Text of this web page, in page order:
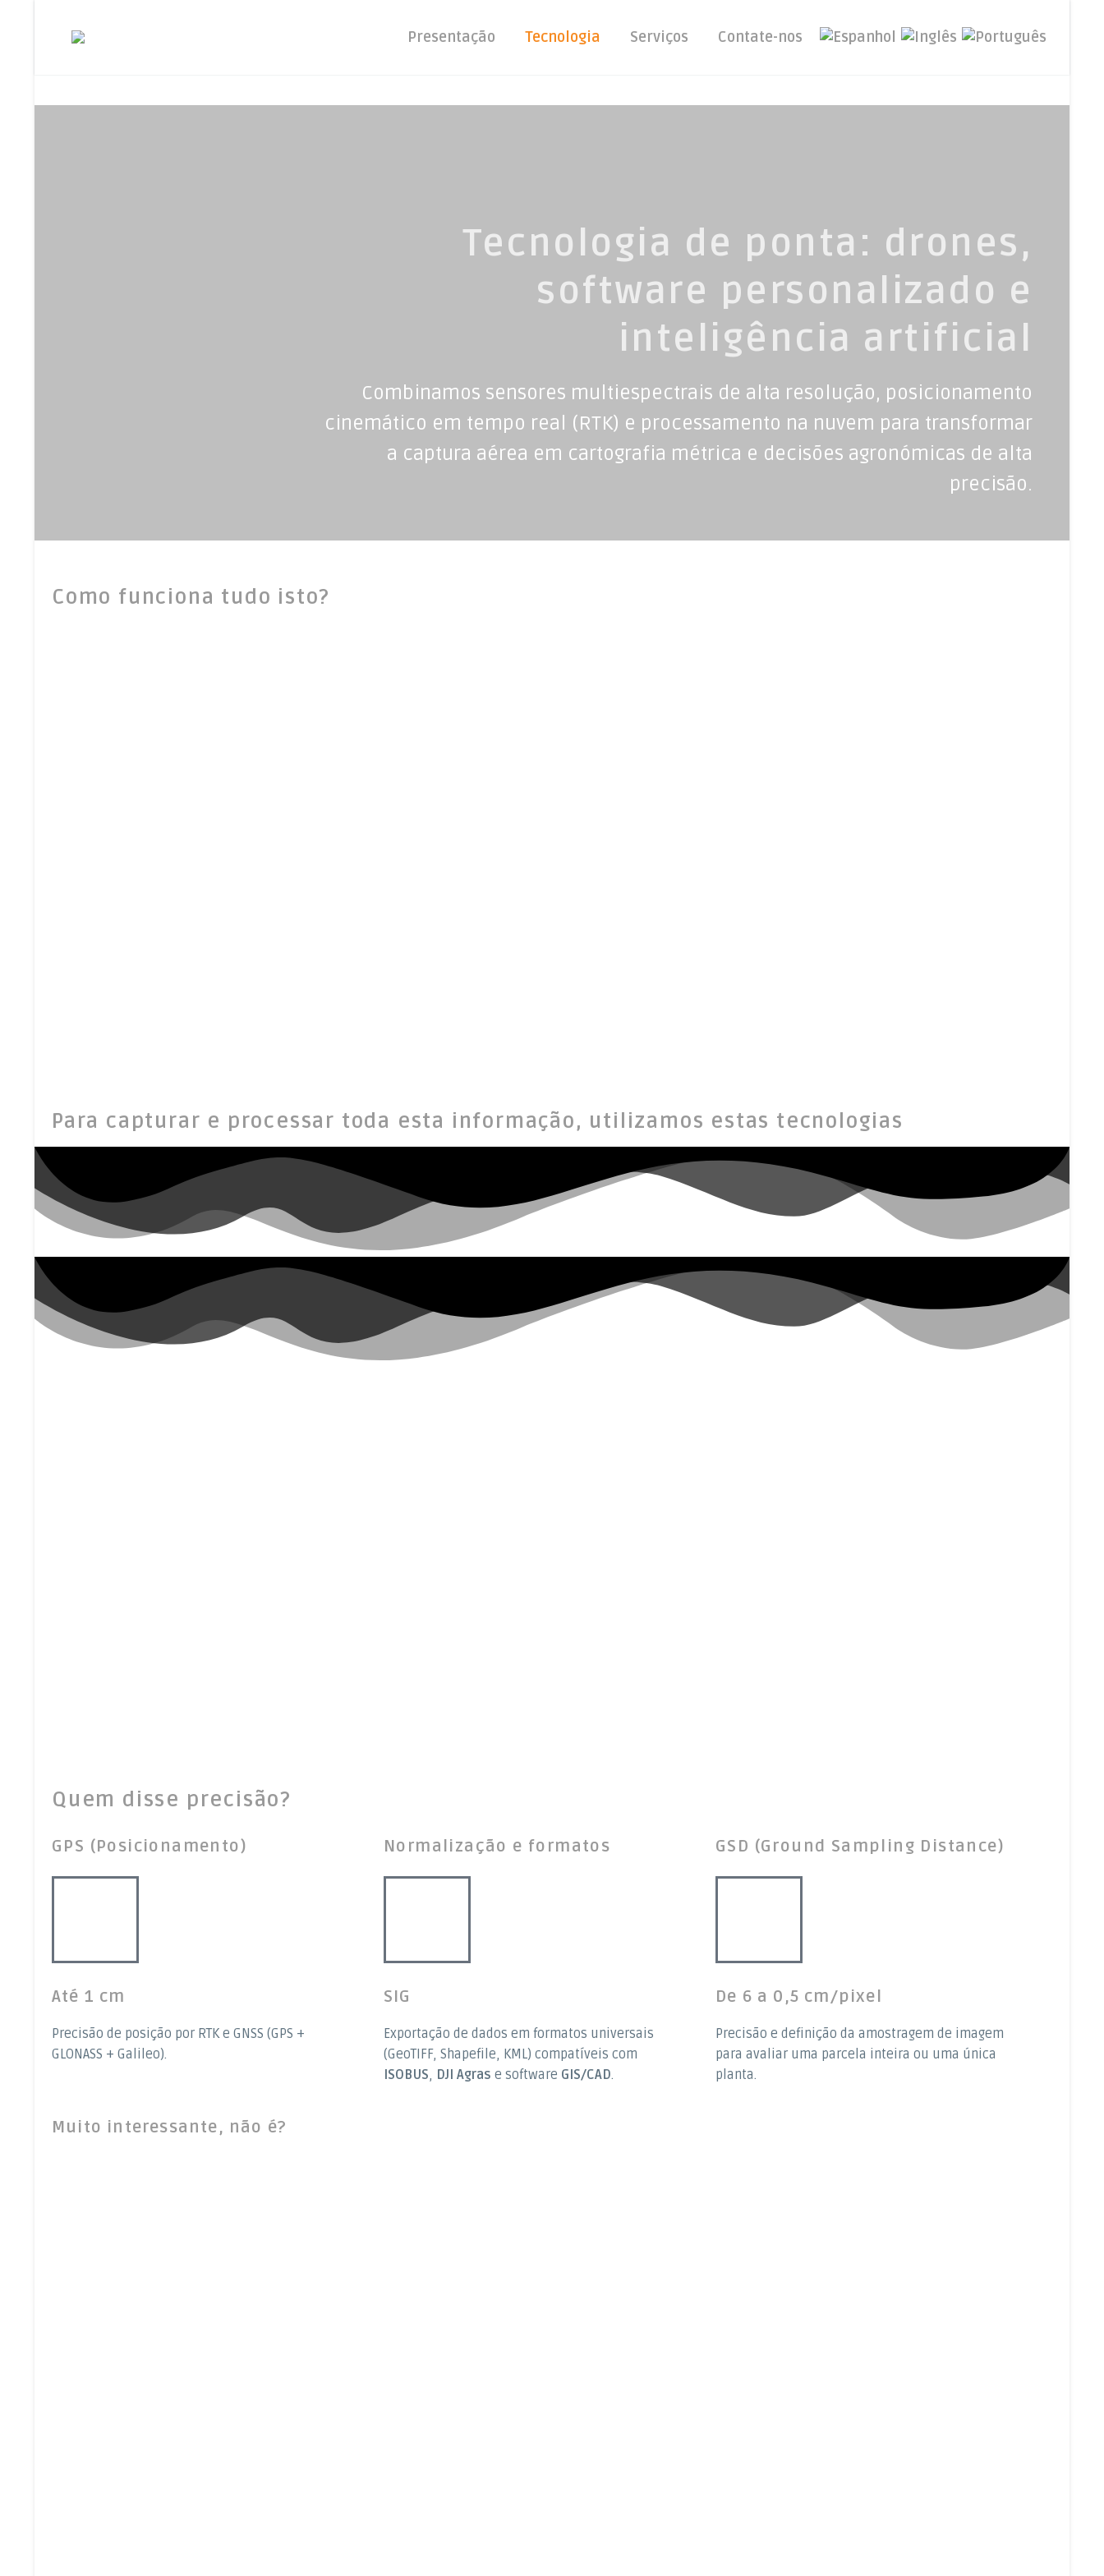
Presentação Tecnologia Serviços Contate-nos
Tecnologia de ponta: drones,
software personalizado e
inteligência artificial
Combinamos sensores multiespectrais de alta resolução, posicionamento
cinemático em tempo real (RTK) e processamento na nuvem para transformar
a captura aérea em cartografia métrica e decisões agronómicas de alta
precisão.
Como funciona tudo isto?
Para capturar e processar toda esta informação, utilizamos estas tecnologias
Quem disse precisão?
GPS (Posicionamento)
Até 1 cm
Precisão de posição por RTK e GNSS (GPS +
GLONASS + Galileo).
Normalização e formatos
SIG
Exportação de dados em formatos universais
(GeoTIFF, Shapefile, KML) compatíveis com
ISOBUS, DJI Agras e software GIS/CAD.
GSD (Ground Sampling Distance)
De 6 a 0,5 cm/pixel
Precisão e definição da amostragem de imagem
para avaliar uma parcela inteira ou uma única
planta.
Muito interessante, não é?